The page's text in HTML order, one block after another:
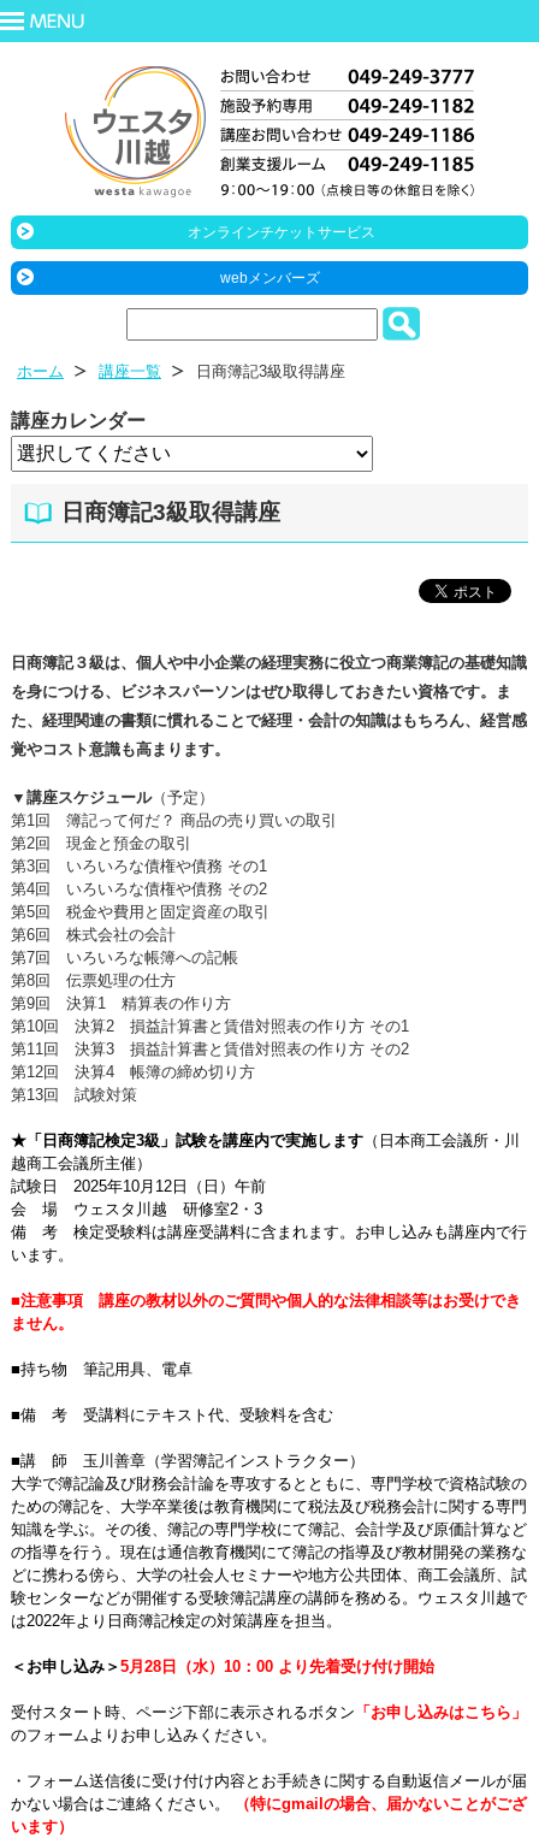
オンラインチケットサービス
webメンバーズ
ホーム 講座一覧 日商簿記3級取得講座
講座カレンダー
日商簿記3級取得講座
日商簿記３級は、個人や中小企業の経理実務に役立つ商業簿記の基礎知識
を身につける、ビジネスパーソンはぜひ取得しておきたい資格です。ま
た、経理関連の書類に慣れることで経理・会計の知識はもちろん、経営感
覚やコスト意識も高まります。
▼講座スケジュール（予定）
第1回 簿記って何だ？ 商品の売り買いの取引
第2回 現金と預金の取引
第3回 いろいろな債権や債務 その1
第4回 いろいろな債権や債務 その2
第5回 税金や費用と固定資産の取引
第6回 株式会社の会計
第7回 いろいろな帳簿への記帳
第8回 伝票処理の仕方
第9回 決算1 精算表の作り方
第10回 決算2 損益計算書と賃借対照表の作り方 その1
第11回 決算3 損益計算書と賃借対照表の作り方 その2
第12回 決算4 帳簿の締め切り方
第13回 試験対策
★「日商簿記検定3級」試験を講座内で実施します（日本商工会議所・川
越商工会議所主催）
試験日 2025年10月12日（日）午前
会 場 ウェスタ川越 研修室2・3
備 考 検定受験料は講座受講料に含まれます。お申し込みも講座内で行
います。
■注意事項 講座の教材以外のご質問や個人的な法律相談等はお受けでき
ません。
■持ち物 筆記用具、電卓
■備 考 受講料にテキスト代、受験料を含む
■講 師 玉川善章（学習簿記インストラクター）
大学で簿記論及び財務会計論を専攻するとともに、専門学校で資格試験の
ための簿記を、大学卒業後は教育機関にて税法及び税務会計に関する専門
知識を学ぶ。その後、簿記の専門学校にて簿記、会計学及び原価計算など
の指導を行う。現在は通信教育機関にて簿記の指導及び教材開発の業務な
どに携わる傍ら、大学の社会人セミナーや地方公共団体、商工会議所、試
験センターなどが開催する受験簿記講座の講師を務める。ウェスタ川越で
は2022年より日商簿記検定の対策講座を担当。
＜お申し込み＞ 5月28日（水）10：00 より先着受け付け開始
受付スタート時、ページ下部に表示されるボタン 「お申し込みはこちら」
のフォームよりお申し込みください。
・フォーム送信後に受け付け内容とお手続きに関する自動返信メールが届
かない場合はご連絡ください。
（特にgmailの場合、届かないことがござ
います）